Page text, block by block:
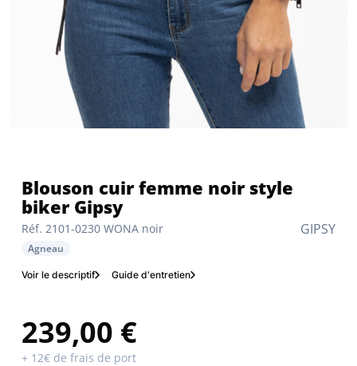
GIPSY
Réf. 2101-0230 WONA noir
Blouson cuir femme noir style
biker Gipsy
Agneau
Voir le descriptif Guide d'entretien
239,00 €
+ 12€ de frais de port